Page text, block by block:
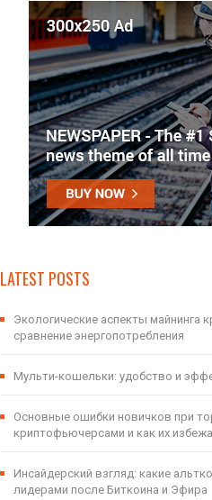
LATEST POSTS
Экологические аспекты майнинга
сравнение энергопотребления
Мульти-кошельки: удобство и
Основные ошибки новичков при
криптофьючерсами и как их
Инсайдерский взгляд: какие
лидерами после Биткоина и Эфира